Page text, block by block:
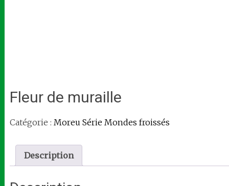
Fleur de muraille
Catégorie : Moreu Série Mondes froissés
Description